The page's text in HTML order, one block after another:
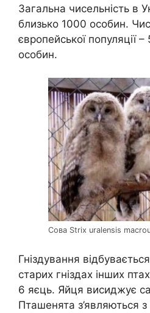
Загальна чисельність в
близько 1000 особин.
європейської популяції
особин.
Сова Strix uralensis
Гніздування
старих гніздах інших
6 яєць. Яйця висиджує
Пташенята з’являються